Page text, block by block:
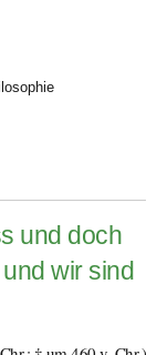
und doch
wir sind